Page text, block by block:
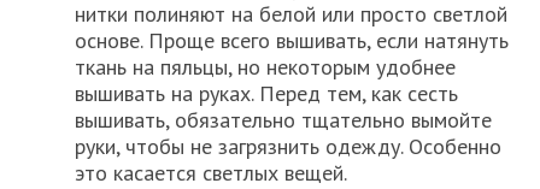
нитки полиняют на белой или просто светлой
основе. Проще всего вышивать, если натянуть
ткань на пяльцы, но некоторым удобнее
вышивать на руках. Перед тем, как сесть
вышивать, обязательно тщательно вымойте
руки, чтобы не загрязнить одежду. Особенно
это касается светлых вещей.